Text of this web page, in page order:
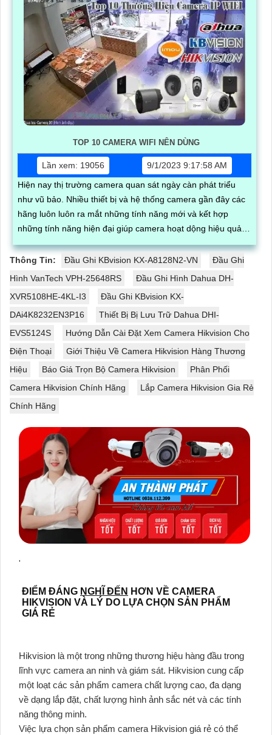
TOP 10 CAMERA WIFI NÊN DÙNG
Lần xem: 19056
9/1/2023 9:17:58 AM
Hiện nay thị trường camera quan sát ngày càn phát triểu
như vũ bảo. Nhiều thiết bị và hệ thống camera gần đây các
hãng luôn luôn ra mắt những tính năng mới và kết hợp
những tính năng hiện đại giúp camera hoạt dộng hiệu quả
hơn
Thông Tin:
Đầu Ghi KBvision KX-A8128N2-VN
Đầu Ghi
Hình VanTech VPH-25648RS
Đầu Ghi Hình Dahua DH-
XVR5108HE-4KL-I3
Đầu Ghi KBvision KX-
DAi4K8232EN3P16
Thiết Bị Bị Lưu Trữ Dahua DHI-
EVS5124S
Hướng Dẫn Cài Đặt Xem Camera Hikvision Cho
Điện Thoại
Giới Thiệu Về Camera Hikvision Hàng Thương
Hiệu
Báo Giá Trọn Bộ Camera Hikvision
Phân Phối
Camera Hikvision Chính Hãng
Lắp Camera Hikvision Gia Rẻ
Chính Hãng
'
ĐIỂM ĐÁNG NGHĨ ĐẾN HƠN VỀ CAMERA
HIKVISION VÀ LÝ DO LỰA CHỌN SẢN PHẨM
GIÁ RẺ
Hikvision là một trong những thương hiệu hàng đầu trong
lĩnh vực camera an ninh và giám sát. Hikvision cung cấp
một loạt các sản phẩm camera chất lượng cao, đa dạng
về dạng lắp đặt, chất lượng hình ảnh sắc nét và các tính
năng thông minh.
Việc lựa chọn sản phẩm camera Hikvision giá rẻ có thể